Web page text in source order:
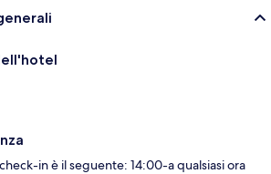
in è il seguente: 14:00-a qualsiasi ora